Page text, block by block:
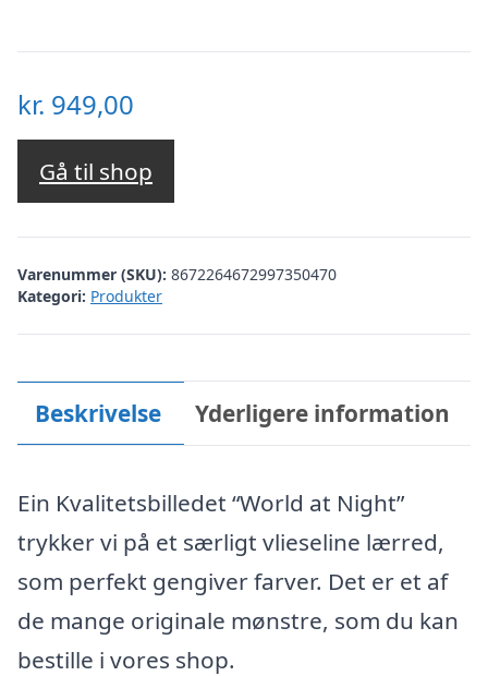
kr. 949,00
Gå til shop
Varenummer (SKU): 8672264672997350470
Kategori: Produkter
Beskrivelse Yderligere information
Ein Kvalitetsbilledet “World at Night”
trykker vi på et særligt vlieseline lærred,
som perfekt gengiver farver. Det er et af
de mange originale mønstre, som du kan
bestille i vores shop.